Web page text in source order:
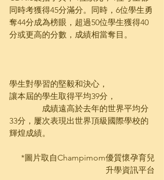
同時考獲得45分滿分。同時，6位學生勇
奪44分成為榜眼，超過50位學生獲得40
分或更高的分數，成績相當奪目。
學生對學習的堅毅和決心，
讓本屆的學生取得平均39分，
                成績遠高於去年的世界平均分
33分，屢次表現出世界頂級國際學校的
輝煌成績。
升學資訊平台